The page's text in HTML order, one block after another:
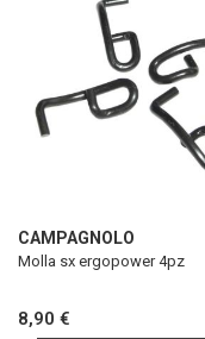
CAMPAGNOLO
Molla sx ergopower 4pz
8,90 €